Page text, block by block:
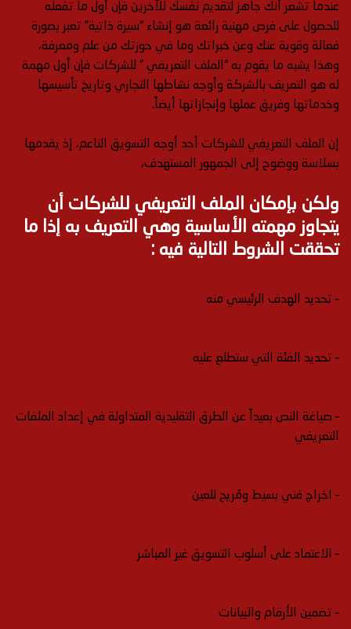
عندما تشعر أنك جاهز لتقديم نفسك للآخرين فإن أول ما تفعله
للحصول على فرص مهنية رائعة هو إنشاء “سيرة ذاتية” تعبر بصورة
فعالة وقوية عنك وعن خبراتك وما في حوزتك من علم ومعرفة،
وهذا يشبه ما يقوم به “الملف التعريفي ” للشركات فإن أول مهمة
له هو التعريف بالشركة وأوجه نشاطها التجاري وتاريخ تأسيسها
وخدماتها وفريق عملها وإنجازاتها أيضاً.
إن الملف التعريفي للشركات أحد أوجه التسويق الناعم، إذ يقدمها
بسلاسة ووضوح إلى الجمهور المستهدف،
ولكن بإمكان الملف التعريفي للشركات أن
يتجاوز مهمته الأساسية وهي التعريف به إذا ما
تحققت الشروط التالية فيه :
– تحديد الهدف الرئيسي منه
– تحديد الفئة التي ستطلع عليه
– صياغة النص بعيداً عن الطرق التقليدية المتداولة في إعداد الملفات
التعريفي
– اخراج فني بسيط ومُريح للعين
– الاعتماد على أسلوب التسويق غير المباشر
– تضمين الأرقام والبيانات